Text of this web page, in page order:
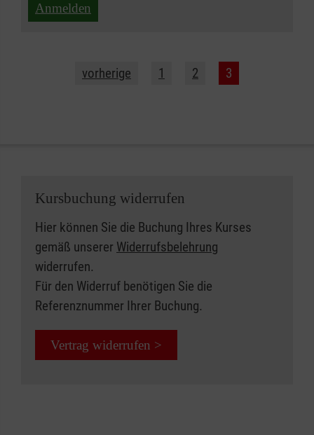
Anmelden
vorherige 1 2 3
Kursbuchung widerrufen
Hier können Sie die Buchung Ihres Kurses
gemäß unserer Widerrufsbelehrung
widerrufen.
Für den Widerruf benötigen Sie die
Referenznummer Ihrer Buchung.
Vertrag widerrufen >